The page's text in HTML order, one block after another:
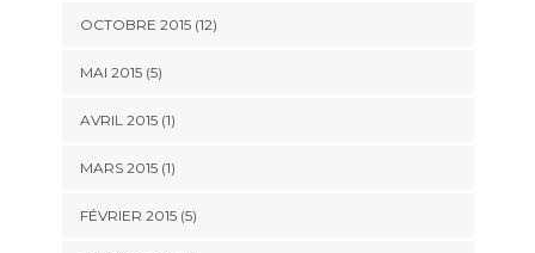
OCTOBRE 2015 (12)
MAI 2015 (5)
AVRIL 2015 (1)
MARS 2015 (1)
FÉVRIER 2015 (5)